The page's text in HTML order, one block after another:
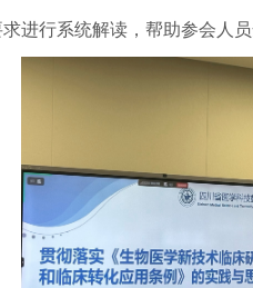
进行系统解读，帮助参会人